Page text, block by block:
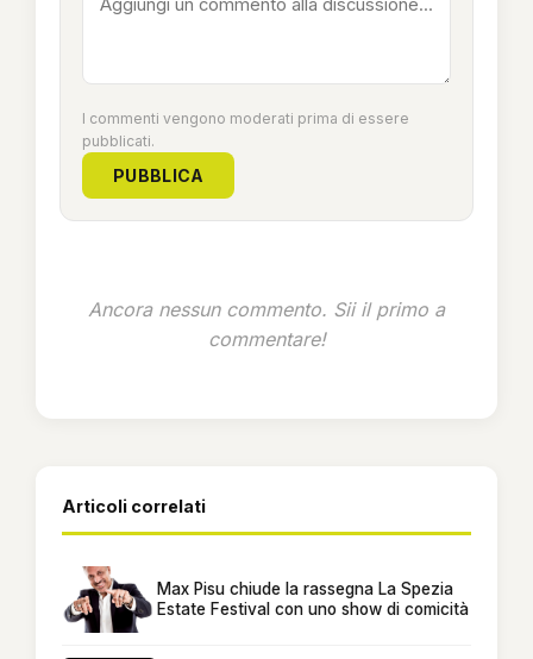
I commenti vengono moderati prima di essere
pubblicati.
PUBBLICA
Ancora nessun commento. Sii il primo a
commentare!
Articoli correlati
Max Pisu chiude la rassegna La Spezia
Estate Festival con uno show di comicità